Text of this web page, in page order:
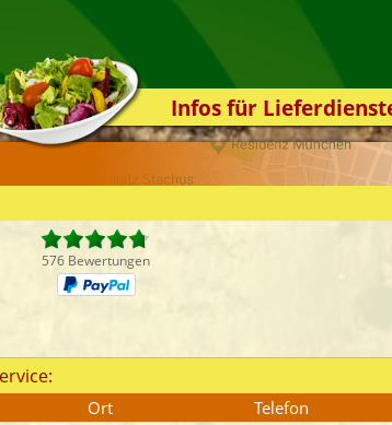
Infos für
Kassensystem
Zuverlässigkeit
576 Bewertungen
Ort
Telefon